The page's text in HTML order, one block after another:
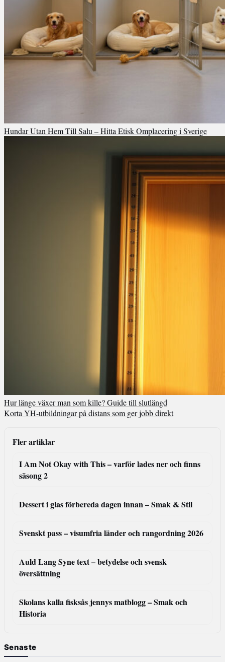
Hundar Utan Hem Till Salu – Hitta Etisk Omplacering i Sverige
Hur länge växer man som kille? Guide till slutlängd
Korta YH-utbildningar på distans som ger jobb direkt
Fler artiklar
I Am Not Okay with This – varför lades ner och finns
säsong 2
Dessert i glas förbereda dagen innan – Smak & Stil
Svenskt pass – visumfria länder och rangordning 2026
Auld Lang Syne text – betydelse och svensk
översättning
Skolans kalla fisksås jennys matblogg – Smak och
Historia
Senaste